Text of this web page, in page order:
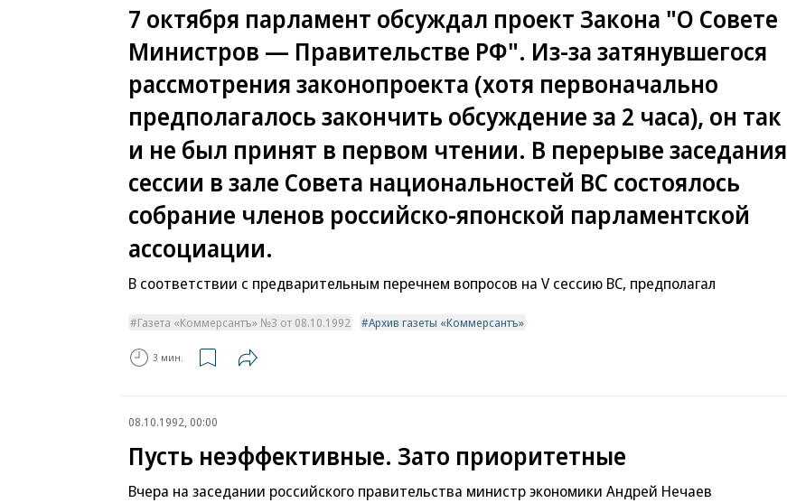
7 октября парламент обсуждал проект Закона "О Совете
Министров — Правительстве РФ". Из-за затянувшегося
рассмотрения законопроекта (хотя первоначально
предполагалось закончить обсуждение за 2 часа), он так
и не был принят в первом чтении. В перерыве заседания
сессии в зале Совета национальностей ВС состоялось
собрание членов российско-японской парламентской
ассоциации.
В соответствии с предварительным перечнем вопросов на V сессию ВС, предполагал
Газета «Коммерсантъ» №3 от 08.10.1992 Архив газеты «Коммерсантъ»
3 мин.
08.10.1992, 00:00
Пусть неэффективные. Зато приоритетные
Вчера на заседании российского правительства министр экономики Андрей Нечаев